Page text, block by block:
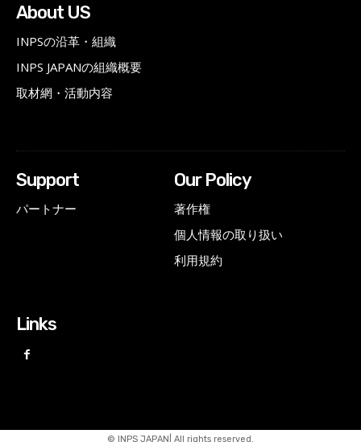
About US
INPSの沿革・組織
INPS JAPANの組織概要
取材網・活動内容
Support
パートナー
Our Policy
著作権
個人情報の取り扱い
利用規約
Links
© INPS JAPAN| All rights reserved.